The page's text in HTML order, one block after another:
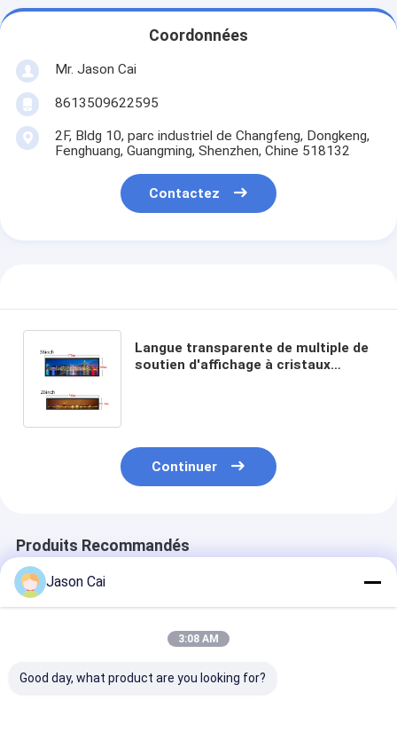
Coordonnées
Mr. Jason Cai
8613509622595
2F, Bldg 10, parc industriel de Changfeng, Dongkeng,
Fenghuang, Guangming, Shenzhen, Chine 518132
Contactez
Langue transparente de multiple de
soutien d'affichage à cristaux
Continuer
Produits Recommandés
Jason Cai
3:08 AM
Good day, what product are you looking for?